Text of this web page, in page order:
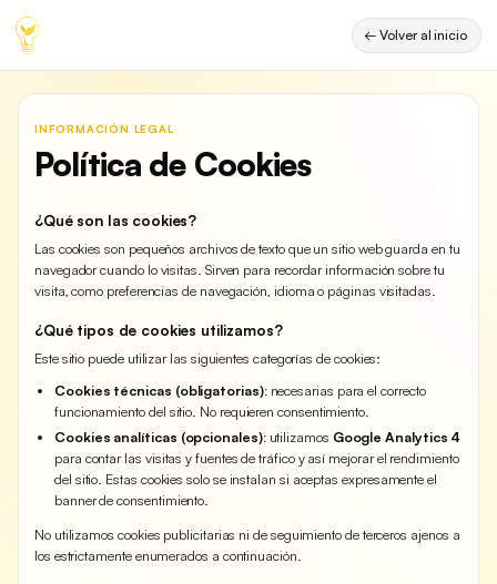
← Volver al inicio
INFORMACIÓN LEGAL
Política de Cookies
¿Qué son las cookies?
Las cookies son pequeños archivos de texto que un sitio web guarda en tu
navegador cuando lo visitas. Sirven para recordar información sobre tu
visita, como preferencias de navegación, idioma o páginas visitadas.
¿Qué tipos de cookies utilizamos?
Este sitio puede utilizar las siguientes categorías de cookies:
Cookies técnicas (obligatorias):necesarias para el correcto
funcionamiento del sitio. No requieren consentimiento.
Cookies analíticas (opcionales):utilizamos Google Analytics 4
para contar las visitas y fuentes de tráfico y así mejorar el rendimiento
del sitio. Estas cookies solo se instalan si aceptas expresamente el
banner de consentimiento.
No utilizamos cookies publicitarias ni de seguimiento de terceros ajenos a
los estrictamente enumerados a continuación.